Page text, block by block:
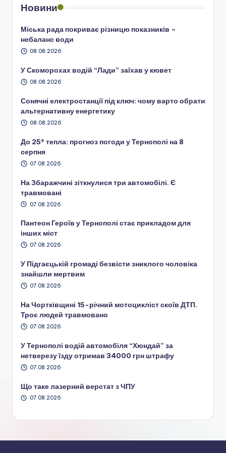
Новини
Міська рада покриває різницю показників –
небаланс води
08.08.2026
У Скоморохах водій “Лади” заїхав у кювет
08.08.2026
Сонячні електростанції під ключ: чому варто обрати
альтернативну енергетику
08.08.2026
До 25° тепла: прогноз погоди у Тернополі на 8
серпня
07.08.2026
На Збаражчині зіткнулися три автомобілі. Є
травмовані
07.08.2026
Пантеон Героїв у Тернополі стає прикладом для
інших міст
07.08.2026
У Підгаєцькій громаді безвісти зниклого чоловіка
знайшли мертвим
07.08.2026
На Чортківщині 15-річний мотоцикліст скоїв ДТП.
Троє людей травмовано
07.08.2026
У Тернополі водій автомобіля “Хюндай” за
нетверезу їзду отримав 34000 грн штрафу
07.08.2026
Що таке лазерний верстат з ЧПУ
07.08.2026